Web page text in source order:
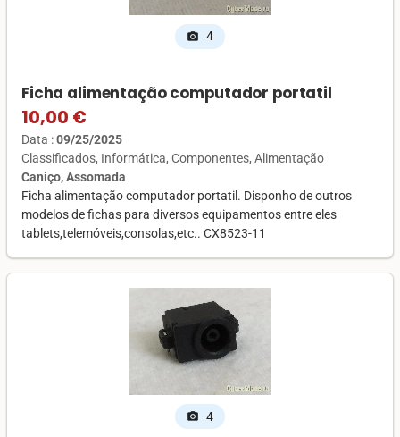
photo_camera 4
Ficha alimentação computador portatil
10,00 €
Data :09/25/2025
Classificados Informática Componentes Alimentação
Caniço, Assomada
Ficha alimentação computador portatil. Disponho de outros
modelos de fichas para diversos equipamentos entre eles
tablets,telemóveis,consolas,etc.. CX8523-11
photo_camera 4